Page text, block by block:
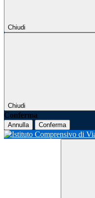
Chiudi
Chiudi
Conferma
Annulla Conferma